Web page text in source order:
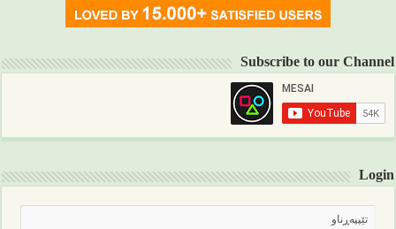
Subscribe to our Channel
Login